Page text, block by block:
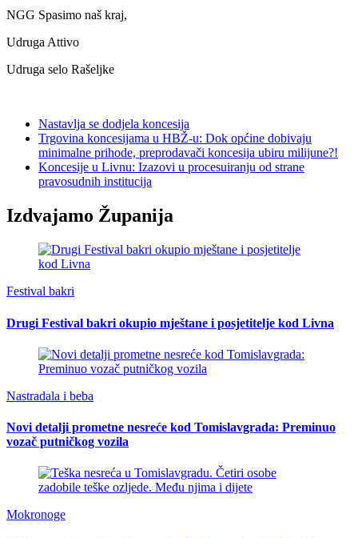
NGG Spasimo naš kraj,
Udruga Attivo
Udruga selo Rašeljke
Nastavlja se dodjela koncesija
Trgovina koncesijama u HBŽ-u: Dok općine dobivaju
minimalne prihode, preprodavači koncesija ubiru milijune?!
Koncesije u Livnu: Izazovi u procesuiranju od strane
pravosudnih institucija
Izdvajamo Županija
Festival bakri
Drugi Festival bakri okupio mještane i posjetitelje kod Livna
Nastradala i beba
Novi detalji prometne nesreće kod Tomislavgrada: Preminuo
vozač putničkog vozila
Mokronoge